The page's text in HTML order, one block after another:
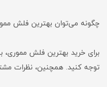
چگونه می‌توان بهترین فلش
برای خرید بهترین فلش مموری،
توجه کنید. همچنین، نظرات